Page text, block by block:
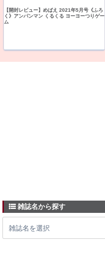
【開封レビュー】めばえ 2021年5月号《ふろ
く》アンパンマン くるくる ヨーヨーつりゲー
ム
雑誌名から探す